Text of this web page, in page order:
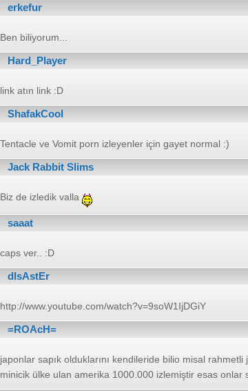
erkefur
Ben biliyorum...
Hard_Player
link atın link :D
ShafakCool
Tentacle ve Vomit porn izleyenler için gayet normal :)
Jack Rabbit Slims
Biz de izledik valla
saaat
caps ver.. :D
dIsAstEr
http://www.youtube.com/watch?v=9soW1IjDGiY
=ROAcH=
japonlar sapık olduklarını kendileride bilio misal
minicik ülke ulan amerika 1000.000 izlemiştir esas onlar